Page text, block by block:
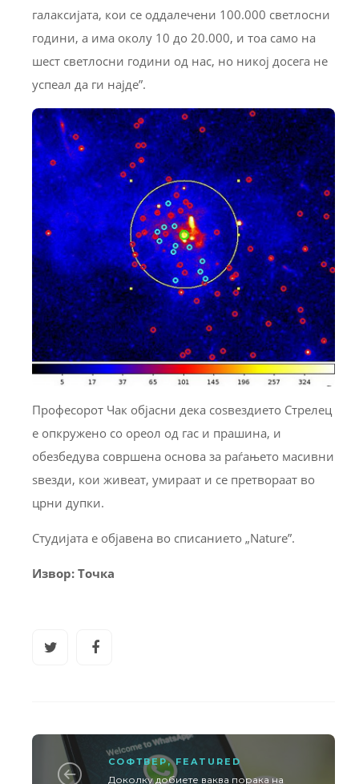
галаксијата, кои се оддалечени 100.000 светлосни
години, а има околу 10 до 20.000, и тоа само на
шест светлосни години од нас, но никој досега не
успеал да ги најде”.
Професорот Чак објасни дека соѕвездието Стрелец
е опкружено со ореол од гас и прашина, и
обезбедува совршена основа за раѓањето масивни
ѕвезди, кои живеат, умираат и се претвораат во
црни дупки.
Студијата е објавена во списанието „Nature”.
Извор: Точка
СОФТВЕР,FEATURED
Доколку добиете ваква порака на